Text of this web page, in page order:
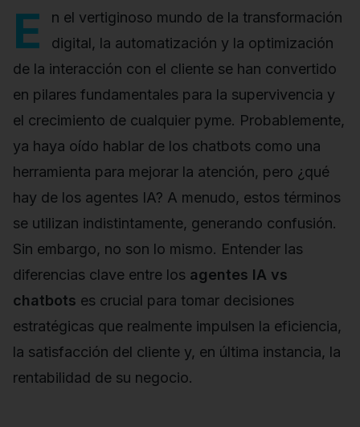
E
n el vertiginoso mundo de la transformación
digital, la automatización y la optimización
de la interacción con el cliente se han convertido
en pilares fundamentales para la supervivencia y
el crecimiento de cualquier pyme. Probablemente,
ya haya oído hablar de los chatbots como una
herramienta para mejorar la atención, pero ¿qué
hay de los agentes IA? A menudo, estos términos
se utilizan indistintamente, generando confusión.
Sin embargo, no son lo mismo. Entender las
diferencias clave entre los agentes IA vs
chatbots es crucial para tomar decisiones
estratégicas que realmente impulsen la eficiencia,
la satisfacción del cliente y, en última instancia, la
rentabilidad de su negocio.